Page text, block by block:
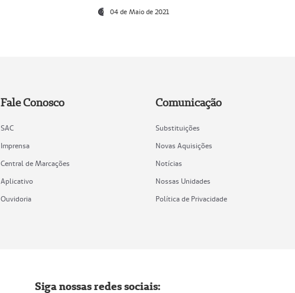
04 de Maio de 2021
Fale Conosco
SAC
Imprensa
Central de Marcações
Aplicativo
Ouvidoria
Comunicação
Substituições
Novas Aquisições
Notícias
Nossas Unidades
Política de Privacidade
Siga nossas redes sociais: